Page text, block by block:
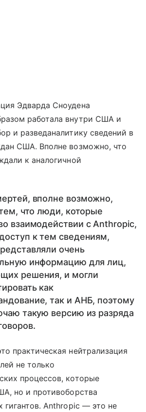
Эдварда Сноудена
работала внутри США и
и разведаналитику сведений в
США. Вполне возможно, что
к аналогичной
вполне возможно,
что люди, которые
взаимодействии с Anthropic,
к тем сведениям,
очень
информацию для лиц,
решения, и могли
как
так и АНБ, поэтому
такую версию из разряда
практическая нейтрализация
не только
процессов, которые
но и противоборства
гигантов. Anthropic — это не